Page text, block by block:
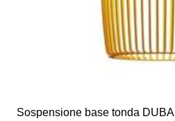
Sospensione base tonda DUBAI